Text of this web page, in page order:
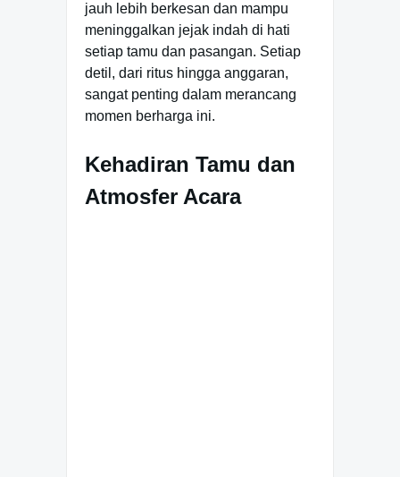
jauh lebih berkesan dan mampu
meninggalkan jejak indah di hati
setiap tamu dan pasangan. Setiap
detil, dari ritus hingga anggaran,
sangat penting dalam merancang
momen berharga ini.
Kehadiran Tamu dan
Atmosfer Acara